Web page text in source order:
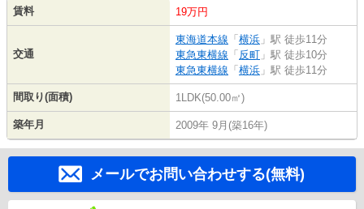
賃料 19万円
交通
東海道本線 「 横浜 」駅 徒歩11分
東急東横線 「 反町 」駅 徒歩10分
東急東横線 「 横浜 」駅 徒歩11分
間取り(面積) 1LDK(50.00㎡)
築年月 2009年 9月(築16年)
メールでお問い合わせする(無料)